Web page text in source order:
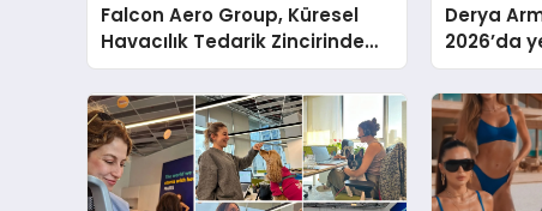
Falcon Aero Group, Küresel
Havacılık Tedarik Zincirinde
Türkiye’den Dünyaya Açılıyor
Derya
2026’da
global
sergiledi